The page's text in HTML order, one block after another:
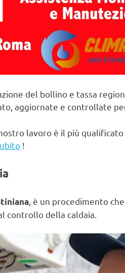
del bollino e tassa
aggiornate e controllate
lavoro è il più
!
, è un procedimento
controllo della caldaia.